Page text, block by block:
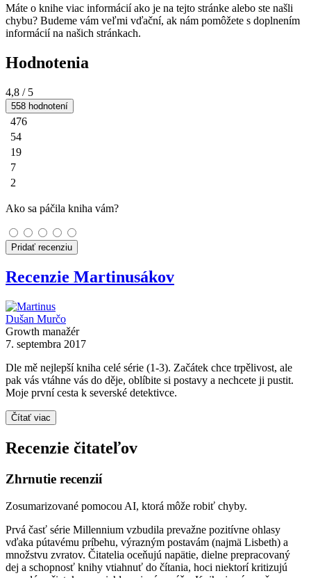
Máte o knihe viac informácií ako je na tejto stránke alebo ste našli
chybu? Budeme vám veľmi vďační, ak nám pomôžete s doplnením
informácií na našich stránkach.
Hodnotenia
4,8 / 5
558 hodnotení
476
54
19
7
2
Ako sa páčila kniha vám?
Pridať recenziu
Recenzie Martinusákov
Dušan Murčo
Growth manažér
7. septembra 2017
Dle mě nejlepší kniha celé série (1-3). Začátek chce trpělivost, ale
pak vás vtáhne vás do děje, oblíbite si postavy a nechcete ji pustit.
Moje první cesta k severské detektivce.
Čítať viac
Recenzie čitateľov
Zhrnutie recenzií
Zosumarizované pomocou AI, ktorá môže robiť chyby.
Prvá časť série Millennium vzbudila prevažne pozitívne ohlasy
vďaka pútavému príbehu, výrazným postavám (najmä Lisbeth) a
množstvu zvratov. Čitatelia oceňujú napätie, dielne prepracovaný
dej a schopnosť knihy vtiahnuť do čítania, hoci niektorí kritizujú